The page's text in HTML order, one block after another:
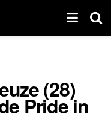
(28)
Pride in